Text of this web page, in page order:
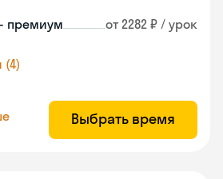
премиум от 2282 ₽ / урок
(4)
Выбрать время